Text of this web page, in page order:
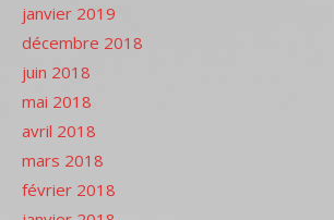
janvier 2019
décembre 2018
juin 2018
mai 2018
avril 2018
mars 2018
février 2018